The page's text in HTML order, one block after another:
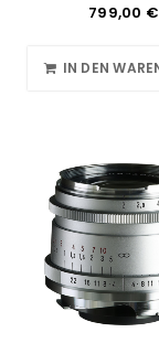
799,00 €
IN DEN